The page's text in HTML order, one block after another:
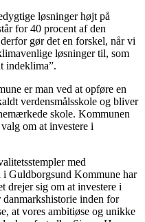
løsninger højt på
for 40 procent af den
gør det en forskel, når vi
løsninger til, som
indeklima”.
er man ved at opføre en
verdensmålsskole og bliver
skole. Kommunen
om at investere i
med
Guldborgsund Kommune har
drejer sig om at investere i
inden for
at vores ambitiøse og unikke